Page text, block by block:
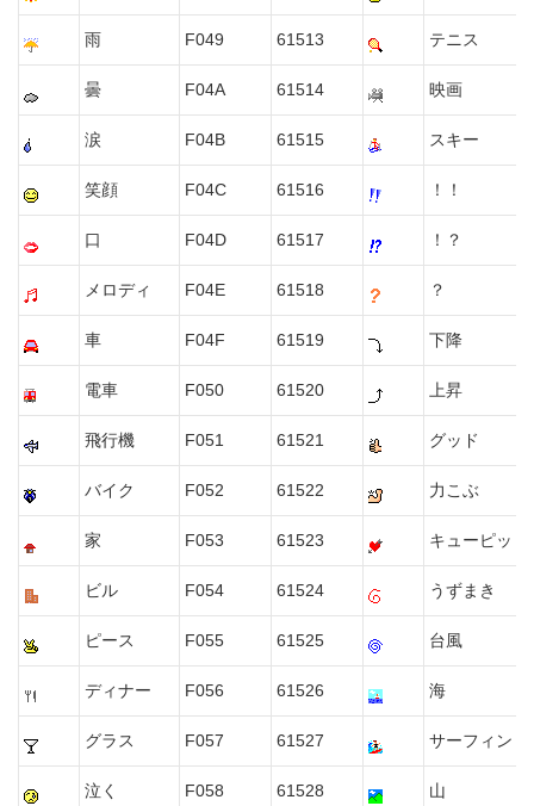
雨 F049 61513 テニス
曇 F04A 61514 映画
涙 F04B 61515 スキー
笑顔 F04C 61516 ！！
口 F04D 61517 ！？
メロディ F04E 61518 ？
車 F04F 61519 下降
電車 F050 61520 上昇
飛行機 F051 61521 グッド
バイク F052 61522 力こぶ
家 F053 61523 キューピット
ビル F054 61524 うずまき
ピース F055 61525 台風
ディナー F056 61526 海
グラス F057 61527 サーフィン
泣く F058 61528 山